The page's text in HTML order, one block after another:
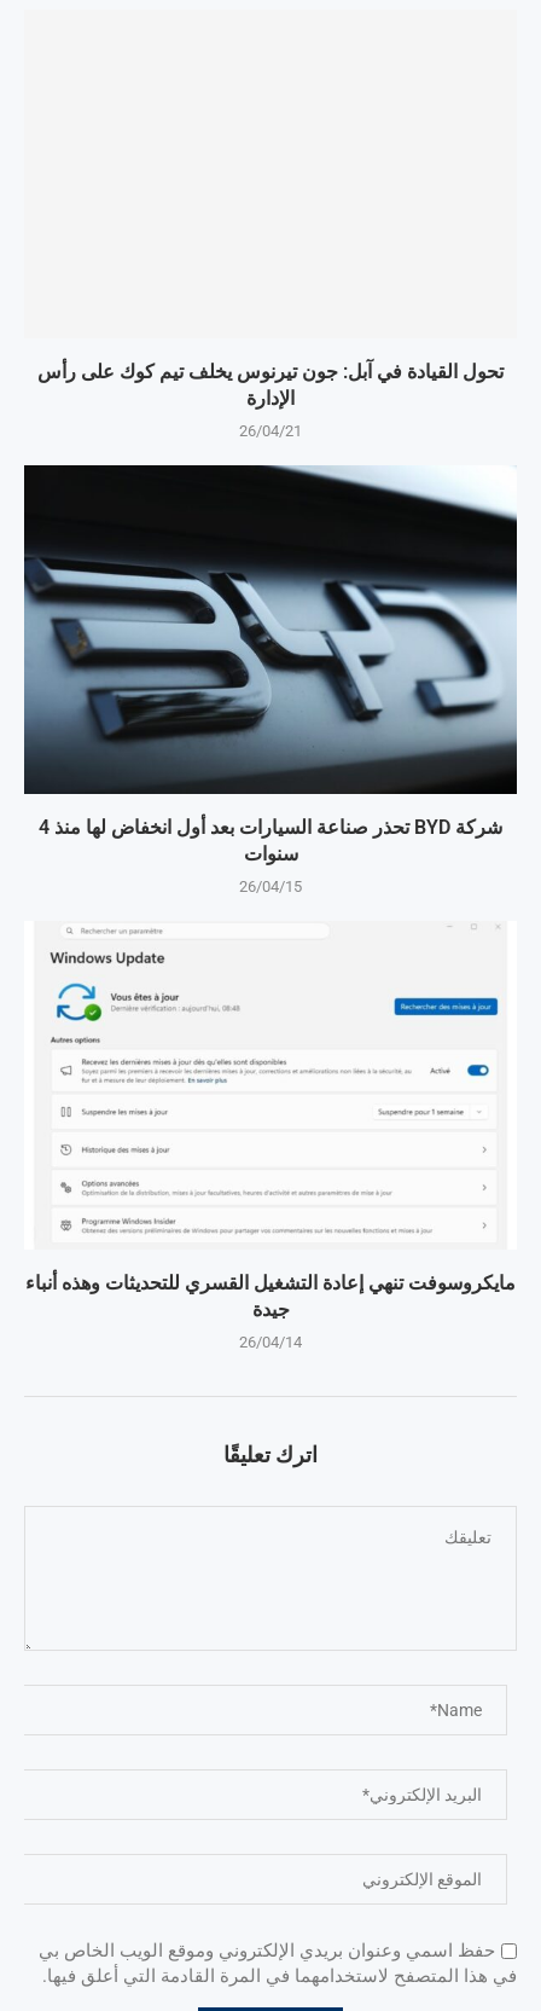
تحول القيادة في آبل: جون تيرنوس يخلف تيم كوك على رأس
الإدارة
26/04/21
شركة BYD تحذر صناعة السيارات بعد أول انخفاض لها منذ 4
سنوات
26/04/15
مايكروسوفت تنهي إعادة التشغيل القسري للتحديثات وهذه أنباء
جيدة
26/04/14
اترك تعليقًا
حفظ اسمي وعنوان بريدي الإلكتروني وموقع الويب الخاص بي
في هذا المتصفح لاستخدامهما في المرة القادمة التي أعلق فيها.